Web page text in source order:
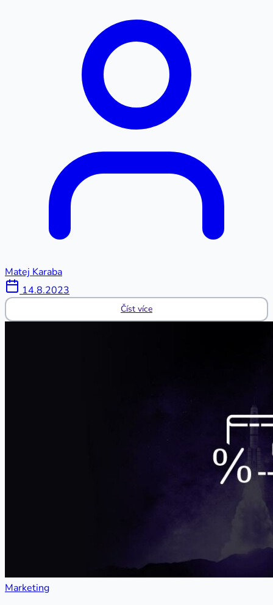
Matej Karaba
14.8.2023
Číst více
Marketing